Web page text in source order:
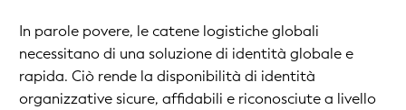
In parole povere, le catene logistiche globali
necessitano di una soluzione di identità globale e
rapida. Ciò rende la disponibilità di identità
organizzative sicure, affidabili e riconosciute a livello